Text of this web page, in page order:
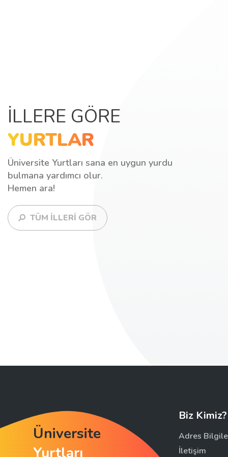
İLLERE GÖRE
YURTLAR
Üniversite Yurtları sana en uygun yurdu
bulmana yardımcı olur.
Hemen ara!
TÜM İLLERİ GÖR
Üniversite
Yurtları
Biz Kimiz?
Adres
İletişim